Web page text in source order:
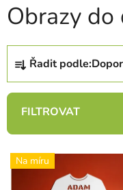
Obrazy
Ř
z
n
p
Řadit podle:
V
ý
Na míru